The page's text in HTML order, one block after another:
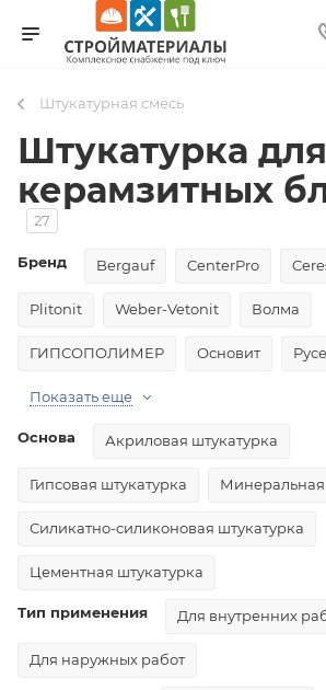
Штукатурная смесь
Штукатурка для
керамзитных
27
Бренд Bergauf CenterPro
Plitonit Weber-Vetonit Волма
ГИПСОПОЛИМЕР Основит
Показать еще
Основа Акриловая штукатурка
Гипсовая штукатурка Минеральная
Силикатно-силиконовая штукатурка
Цементная штукатурка
Тип применения Для внутренних
Для наружных работ